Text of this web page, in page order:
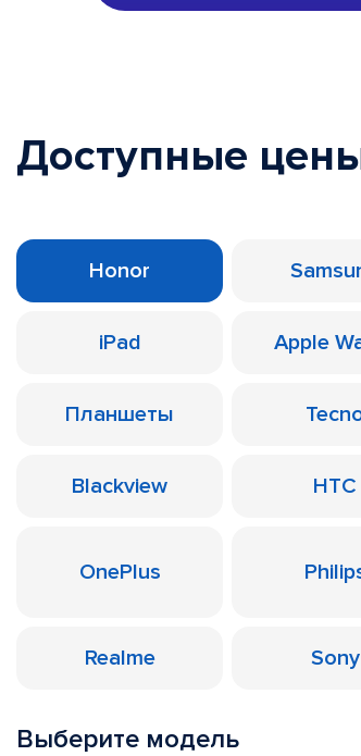
Доступные
Honor
iPad Apple
Планшеты
Blackview HTC
OnePlus
Realme Sony
Выберите модель